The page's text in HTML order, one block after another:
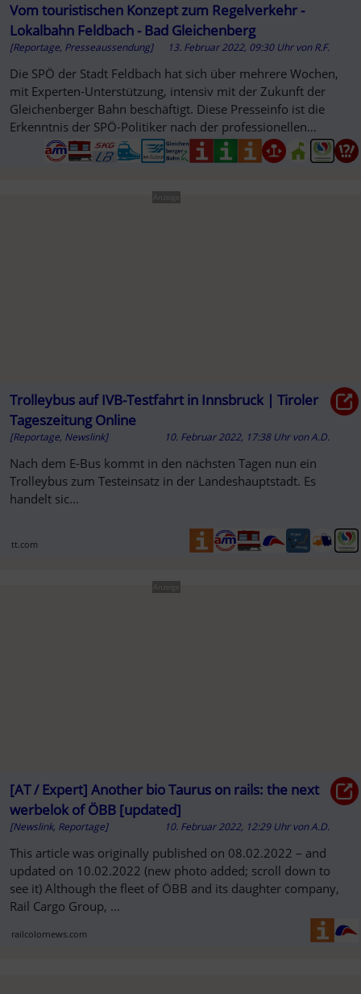
Vom touristischen Konzept zum Regelverkehr -
Lokalbahn Feldbach - Bad Gleichenberg
[Reportage, Presseaussendung] 13. Februar 2022, 09:30 Uhr vonR.F.
Die SPÖ der Stadt Feldbach hat sich über mehrere Wochen,
mit Experten-Unterstützung, intensiv mit der Zukunft der
Gleichenberger Bahn beschäftigt. Diese Presseinfo ist die
Erkenntnis der SPÖ-Politiker nach der professionellen
Recherche.
Anzeige
Trolleybus auf IVB-Testfahrt in Innsbruck | Tiroler
Tageszeitung Online
[Reportage, Newslink] 10. Februar 2022, 17:38 Uhr vonA.D.
Nach dem E-Bus kommt in den nächsten Tagen nun ein
Trolleybus zum Testeinsatz in der Landeshauptstadt. Es
handelt sic...
tt.com
Anzeige
[AT / Expert] Another bio Taurus on rails: the next
werbelok of ÖBB [updated]
[Newslink, Reportage] 10. Februar 2022, 12:29 Uhr vonA.D.
This article was originally published on 08.02.2022 – and
updated on 10.02.2022 (new photo added; scroll down to
see it) Although the fleet of ÖBB and its daughter company,
Rail Cargo Group, …
railcolornews.com